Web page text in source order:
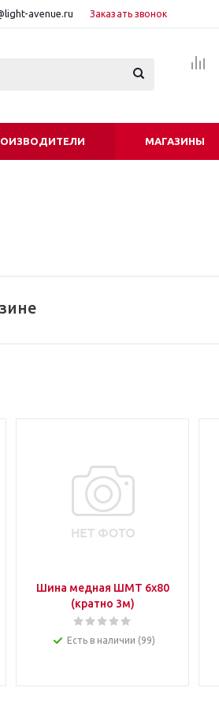
avenue.ru Заказать звонок
МАГАЗИНЫ
Шина медная ШМТ 6х80
(кратно 3м)
Есть в наличии (99)